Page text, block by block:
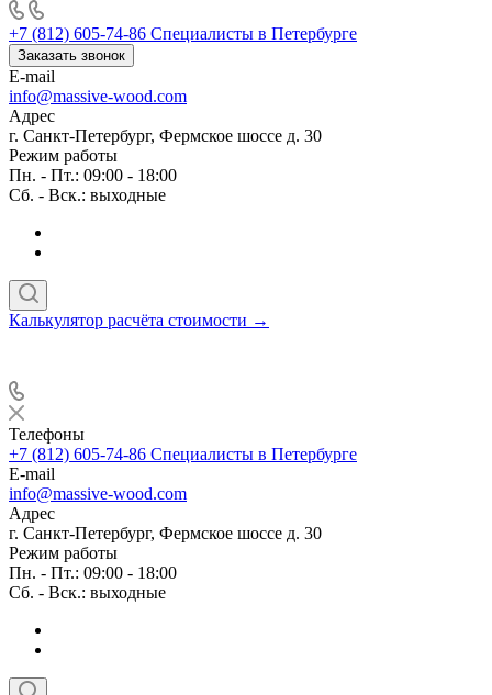
+7 (812) 605-74-86 Специалисты в Петербурге
Заказать звонок
E-mail
info@massive-wood.com
Адрес
г. Санкт-Петербург, Фермское шоссе д. 30
Режим работы
Пн. - Пт.: 09:00 - 18:00
Сб. - Вск.: выходные
Калькулятор расчёта стоимости →
Телефоны
+7 (812) 605-74-86 Специалисты в Петербурге
E-mail
info@massive-wood.com
Адрес
г. Санкт-Петербург, Фермское шоссе д. 30
Режим работы
Пн. - Пт.: 09:00 - 18:00
Сб. - Вск.: выходные